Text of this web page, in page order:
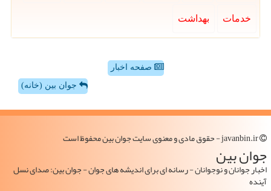
خدمات بهداشت
صفحه اخبار
جوان بین (خانه)
جوان بین
اخبار جوانان و نوجوانان - رسانه ای برای اندیشه های جوان - جوان بین: صدای نسل
آینده